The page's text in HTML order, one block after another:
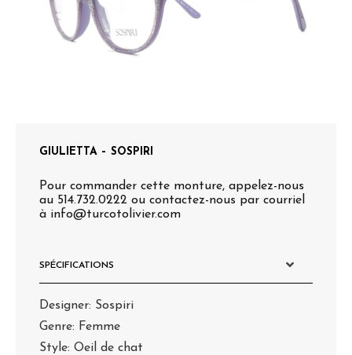
GIULIETTA – SOSPIRI
SPÉCIFICATIONS
Designer: Sospiri
Genre: Femme
Style: Oeil de chat